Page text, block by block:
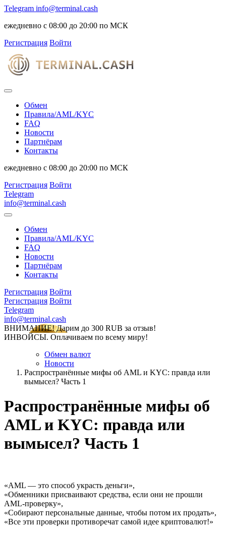
Telegram info@terminal.cash
ежедневно с 08:00 до 20:00 по МСК
Регистрация Войти
Обмен
Правила/AML/KYC
FAQ
Новости
Партнёрам
Контакты
ежедневно с 08:00 до 20:00 по МСК
Регистрация Войти
Telegram
info@terminal.cash
Обмен
Правила/AML/KYC
FAQ
Новости
Партнёрам
Контакты
Регистрация Войти
Регистрация Войти
Telegram
info@terminal.cash
ВНИМАНИЕ! Дарим до 300 RUB за отзыв!
ИНВОЙСЫ. Оплачиваем по всему миру!
Обмен валют
Новости
Распространённые мифы об AML и KYC: правда или
вымысел? Часть 1
Распространённые мифы об
AML и KYC: правда или
вымысел? Часть 1
«AML — это способ украсть деньги»,
«Обменники присваивают средства, если они не прошли
AML-проверку»,
«Собирают персональные данные, чтобы потом их продать»,
«Все эти проверки противоречат самой идее криптовалют!»